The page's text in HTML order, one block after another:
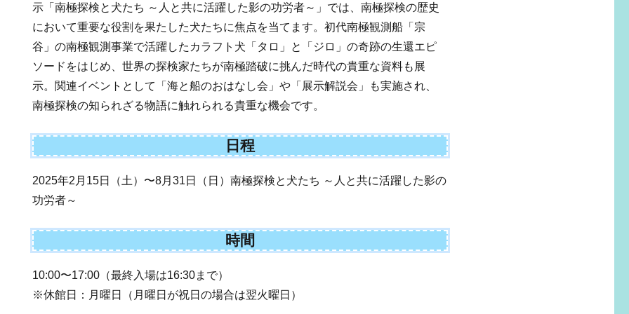
示「南極探検と犬たち ～人と共に活躍した影の功労者～」では、南極探検の歴史
において重要な役割を果たした犬たちに焦点を当てます。初代南極観測船「宗
谷」の南極観測事業で活躍したカラフト犬「タロ」と「ジロ」の奇跡の生還エピ
ソードをはじめ、世界の探検家たちが南極踏破に挑んだ時代の貴重な資料も展
示。関連イベントとして「海と船のおはなし会」や「展示解説会」も実施され、
南極探検の知られざる物語に触れられる貴重な機会です。
日程
2025年2月15日（土）〜8月31日（日）南極探検と犬たち ～人と共に活躍した影の
功労者～
時間
10:00〜17:00（最終入場は16:30まで）
※休館日：月曜日（月曜日が祝日の場合は翌火曜日）